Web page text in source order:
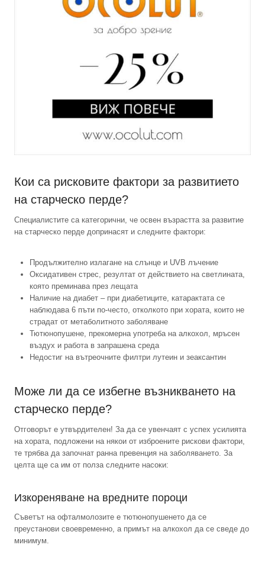
Кои са рисковите фактори за развитието
на старческо перде?
Специалистите са категорични, че освен възрастта за развитие
на старческо перде допринасят и следните фактори:
Продължително излагане на слънце и UVB лъчение
Оксидативен стрес, резултат от действието на светлината,
която преминава през лещата
Наличие на диабет – при диабетиците, катарактата се
наблюдава 6 пъти по-често, отколкото при хората, които не
страдат от метаболитното заболяване
Тютюнопушене, прекомерна употреба на алкохол, мръсен
въздух и работа в запрашена среда
Недостиг на вътреочните филтри лутеин и зеаксантин
Може ли да се избегне възникването на
старческо перде?
Отговорът е утвърдителен! За да се увенчаят с успех усилията
на хората, подложени на някои от изброените рискови фактори,
те трябва да започнат ранна превенция на заболяването. За
целта ще са им от полза следните насоки:
Изкореняване на вредните пороци
Съветът на офталмолозите е тютюнопушенето да се
преустанови своевременно, а примът на алкохол да се сведе до
минимум.